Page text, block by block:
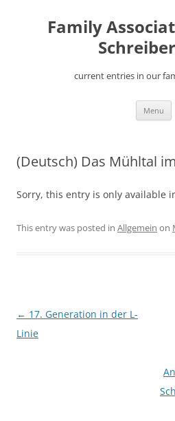
contentFamily
current entries in our
Menu
(Deutsch) Das Mühltal
Sorry, this entry is only available
This entry was posted in Allgemein on
Post
navigation
← 17. Generation in der L-
Linie